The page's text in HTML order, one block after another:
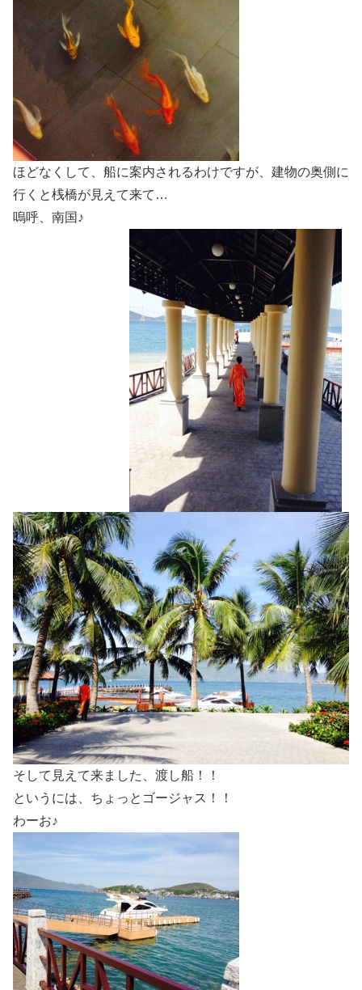
ほどなくして、船に案内されるわけですが、建物の奥側に
行くと桟橋が見えて来て…
嗚呼、南国♪
そして見えて来ました、渡し船！！
というには、ちょっとゴージャス！！
わーお♪